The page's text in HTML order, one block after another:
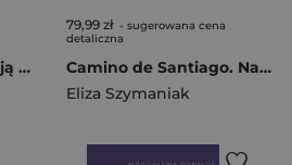
Pola i Franek odkrywają świat. Chorwacja, czyli kraj, w którym śpi się pod namiotem nad turkusową wodą
79,99 zł - sugerowana cena
detaliczna
Camino de Santiago. Najpiękniejsze szlaki piesze i rowerowe
Eliza Szymaniak